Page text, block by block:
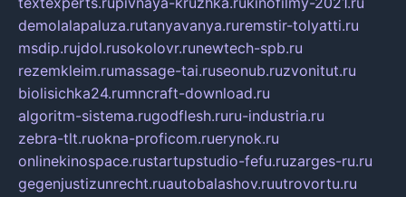
demolalapaluza.rutanyavanya.ruremstir-tolyatti.ru
msdip.rujdol.rusokolovr.runewtech-spb.ru
rezemkleim.rumassage-tai.ruseonub.ruzvonitut.ru
biolisichka24.rumncraft-download.ru
algoritm-sistema.rugodflesh.ruru-industria.ru
zebra-tlt.ruokna-proficom.ruerynok.ru
onlinekinospace.rustartupstudio-fefu.ruzarges-ru.ru
gegenjustizunrecht.ruautobalashov.ruutrovortu.ru